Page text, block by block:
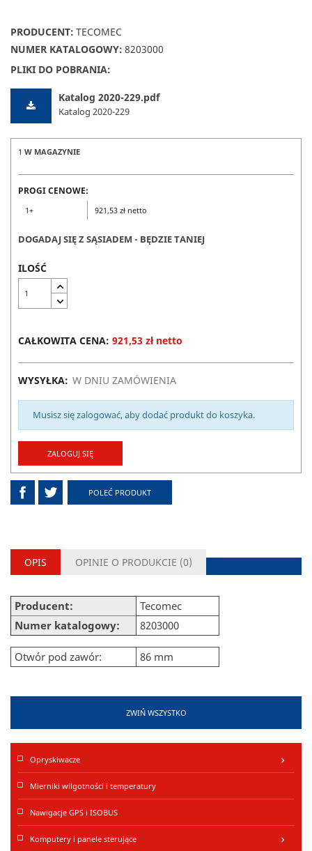
ZWIŃ WSZYSTKO
Opryskiwacze keyboard_arrow_right
Mierniki wilgotności i temperatury
Nawigacje GPS i ISOBUS
Komputery i panele sterujące keyboard_arrow_right
PRODUCENT: TECOMEC
NUMER KATALOGOWY: 8203000
PLIKI DO POBRANIA:
Katalog 2020-229.pdf
Katalog 2020-229
1 W MAGAZYNIE
PROGI CENOWE:
1+ 921,53 zł netto
DOGADAJ SIĘ Z SĄSIADEM - BĘDZIE TANIEJ
ILOŚĆ
CAŁKOWITA CENA: 921,53 zł netto
WYSYŁKA: W DNIU ZAMÓWIENIA
Musisz się zalogować, aby dodać produkt do koszyka.
ZALOGUJ SIĘ
POLEĆ PRODUKT
OPIS OPINIE O PRODUKCIE (0)
Producent:
Tecomec
Numer katalogowy:
8203000
Otwór pod zawór: 86 mm